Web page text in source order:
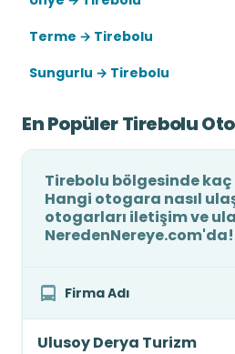
Terme → Tirebolu
Sungurlu → Tirebolu
En Popüler Tirebolu
Tirebolu bölgesinde
Hangi otogara nasıl
otogarları iletişim ve
NeredenNereye.com'da!
Firma Adı
Ulusoy Derya Turizm